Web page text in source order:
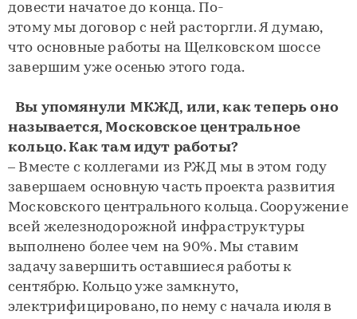
довести начатое до конца. По-
этому мы договор с ней расторгли. Я думаю,
что основные работы на Щелковском шоссе
завершим уже осенью этого года.
Вы упомянули МКЖД, или, как теперь оно
называется, Московское центральное
кольцо. Как там идут работы?
– Вместе с коллегами из РЖД мы в этом году
завершаем основную часть проекта развития
Московского центрального кольца. Сооружение
всей железнодорожной инфраструктуры
выполнено более чем на 90%. Мы ставим
задачу завершить оставшиеся работы к
сентябрю. Кольцо уже замкнуто,
электрифицировано, по нему с начала июля в